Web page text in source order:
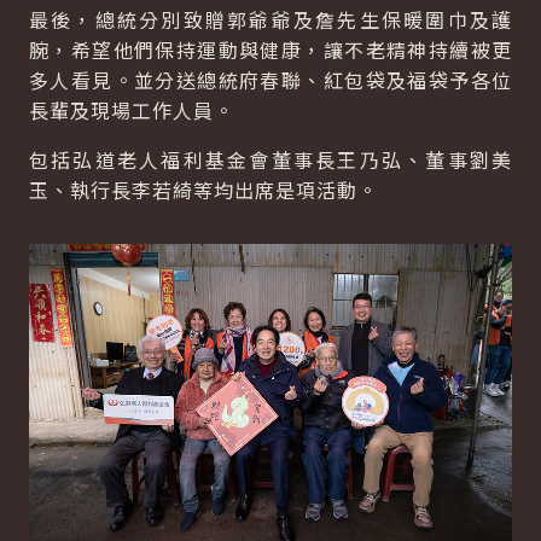
最後，總統分別致贈郭爺爺及詹先生保暖圍巾及護
腕，希望他們保持運動與健康，讓不老精神持續被更
多人看見。並分送總統府春聯、紅包袋及福袋予各位
長輩及現場工作人員。
包括弘道老人福利基金會董事長王乃弘、董事劉美
玉、執行長李若綺等均出席是項活動。